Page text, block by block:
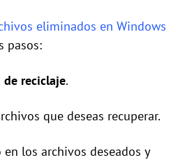
eliminados en Windows
pasos:
de reciclaje.
que deseas recuperar.
en los archivos deseados y